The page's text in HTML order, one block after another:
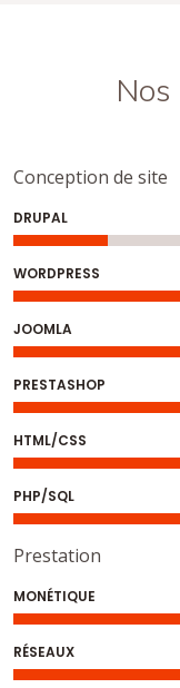
Nos
Conception de site
DRUPAL
WORDPRESS
JOOMLA
PRESTASHOP
HTML/CSS
PHP/SQL
Prestation
MONÉTIQUE
RÉSEAUX